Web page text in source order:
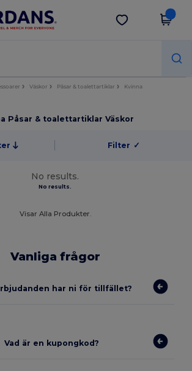
app
i appen!
Hämta app
Väskor Påsar & toalettartiklar Kvinna
Påsar & toalettartiklar Väskor
Filter ✓
No results.
No results.
Visar Alla Produkter.
Vanliga frågor
har ni för tillfället?
Vad är en kupongkod?